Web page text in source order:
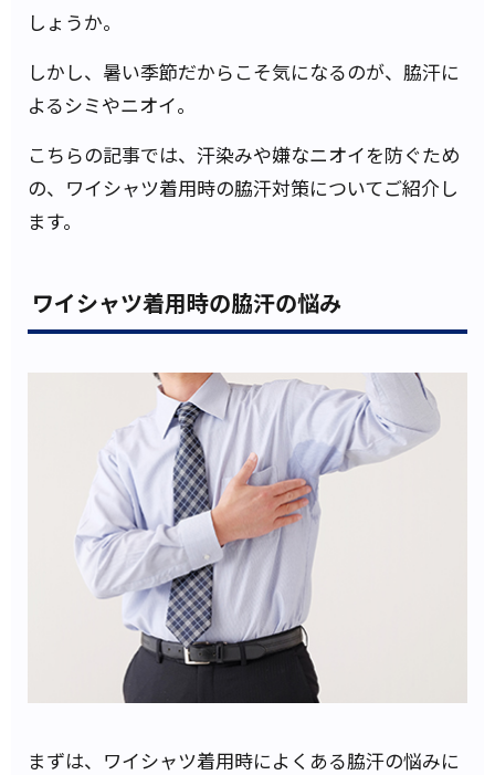
しょうか。
しかし、暑い季節だからこそ気になるのが、脇汗に
よるシミやニオイ。
こちらの記事では、汗染みや嫌なニオイを防ぐため
の、ワイシャツ着用時の脇汗対策についてご紹介し
ます。
ワイシャツ着用時の脇汗の悩み
まずは、ワイシャツ着用時によくある脇汗の悩みに